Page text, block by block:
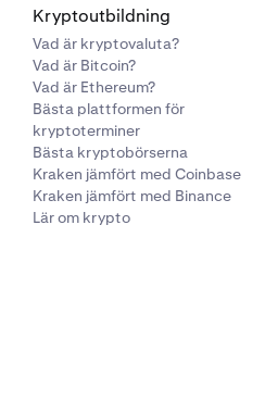
Kryptoutbildning
Vad är kryptovaluta?
Vad är Bitcoin?
Vad är Ethereum?
Bästa plattformen för
kryptoterminer
Bästa kryptobörserna
Kraken jämfört med Coinbase
Kraken jämfört med Binance
Lär om krypto